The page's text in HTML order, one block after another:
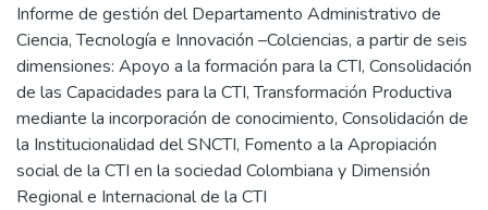
Informe de gestión del Departamento Administrativo de
Ciencia, Tecnología e Innovación –Colciencias, a partir de seis
dimensiones: Apoyo a la formación para la CTI, Consolidación
de las Capacidades para la CTI, Transformación Productiva
mediante la incorporación de conocimiento, Consolidación de
la Institucionalidad del SNCTI, Fomento a la Apropiación
social de la CTI en la sociedad Colombiana y Dimensión
Regional e Internacional de la CTI